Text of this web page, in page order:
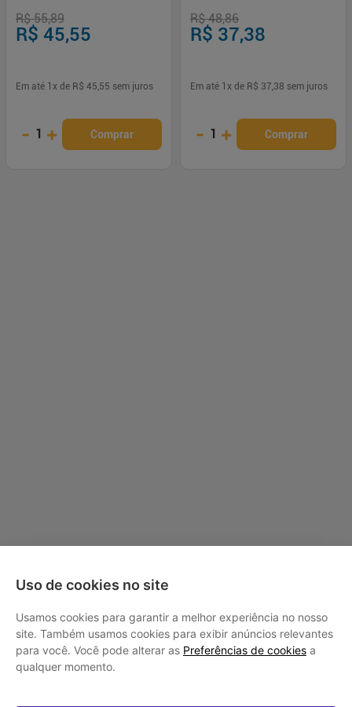
Uso de cookies no site
Usamos cookies para garantir a melhor experiência no nosso
site. Também usamos cookies para exibir anúncios relevantes
para você. Você pode alterar as Preferências de cookies a
qualquer momento.
R$ 55,89
R$ 45,55
Em até 1 x de R$ 45,55 sem juros
- 1 + Comprar
R$ 48,86
R$ 37,38
Em até 1 x de R$ 37,38 sem juros
- 1 + Comprar